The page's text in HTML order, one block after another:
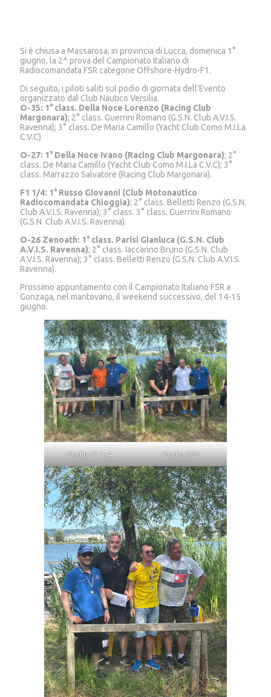
Si è chiusa a Massarosa, in provincia di Lucca, domenica 1°
giugno, la 2^ prova del Campionato Italiano di
Radiocomandata FSR categorie Offshore-Hydro-F1.
Di seguito, i piloti saliti sul podio di giornata dell’Evento
organizzato dal Club Nautico Versilia.
O-35: 1° class. Della Noce Lorenzo (Racing Club
Margonara); 2° class. Guerrini Romano (G.S.N. Club A.V.I.S.
Ravenna); 3° class. De Maria Camillo (Yacht Club Como M.I.La
C.V.C)
O-27: 1° Della Noce Ivano (Racing Club Margonara); 2°
class. De Maria Camillo (Yacht Club Como M.I.La C.V.C); 3°
class. Marrazzo Salvatore (Racing Club Margonara).
F1 1/4: 1° Russo Giovanni (Club Motonautico
Radiocomandata Chioggia); 2° class. Belletti Renzo (G.S.N.
Club A.V.I.S. Ravenna); 3° class. 3° class. Guerrini Romano
(G.S.N. Club A.V.I.S. Ravenna).
O-26 Zenoath: 1° class. Parisi Gianluca (G.S.N. Club
A.V.I.S. Ravenna); 2° class. Iaccarino Bruno (G.S.N. Club
A.V.I.S. Ravenna); 3° class. Belletti Renzo (G.S.N. Club A.V.I.S.
Ravenna).
Prossimo appuntamento con il Campionato Italiano FSR a
Gonzaga, nel mantovano, il weekend successivo, del 14-15
giugno.
Podio F1 1-4 Podio O27